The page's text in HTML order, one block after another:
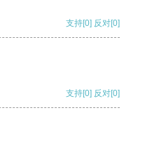
支持[0] 反对[0]
支持[0] 反对[0]